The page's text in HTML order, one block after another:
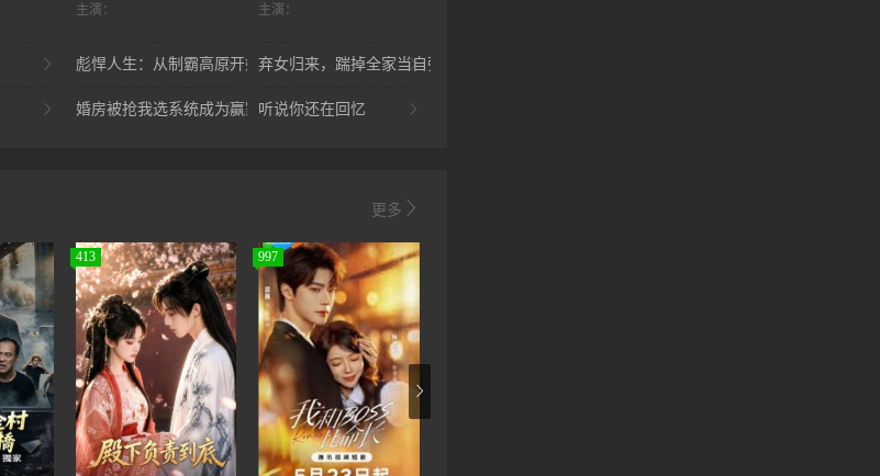
主演： 主演：
彪悍人生：从制霸高原开始弃女归来，踹掉全家当自强
婚房被抢我选系统成为赢家 听说你还在回忆
更多
413 997